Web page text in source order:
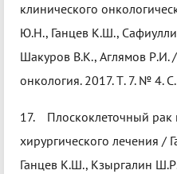
клинического
Ю.Н., Ганцев К.Ш.,
Шакуров В.К., Аглямов Р.И.
онкология. 2017. Т. 7. № 4.
17. Плоскоклеточный рак
хирургического лечения /
Ганцев К.Ш., Кзыргалин